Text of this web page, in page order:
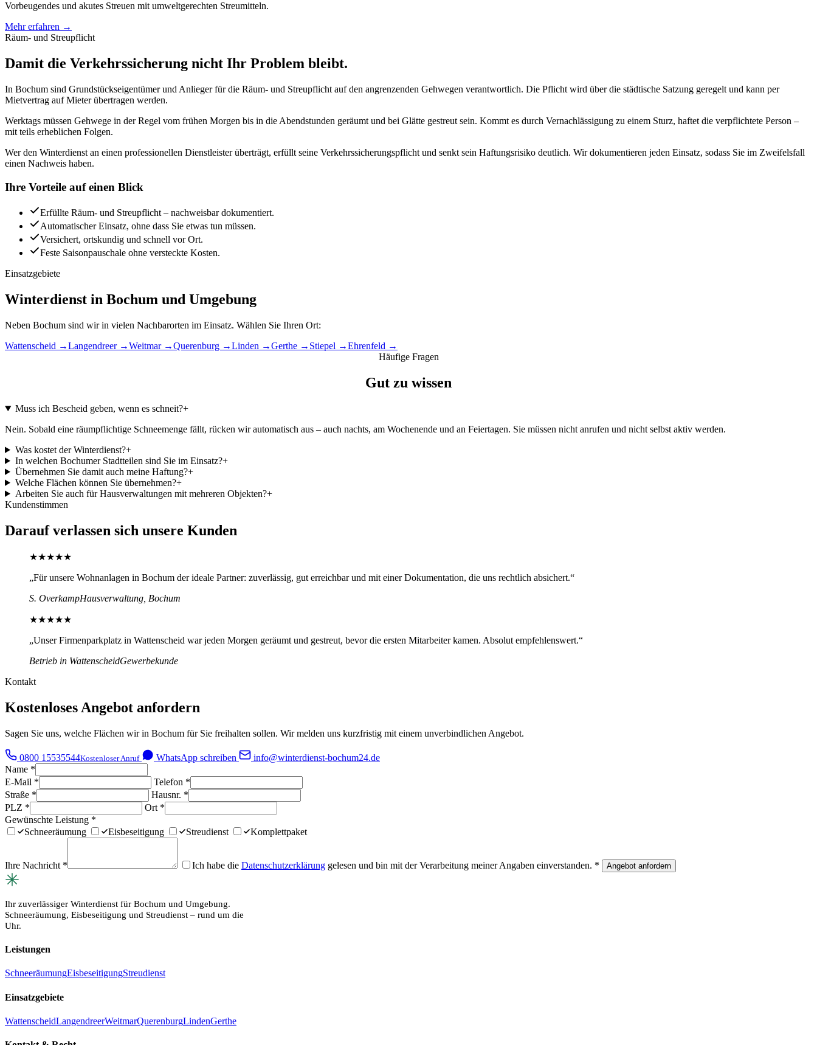
Vorbeugendes und akutes Streuen mit umweltgerechten Streumitteln.
Mehr erfahren →
Räum- und Streupflicht
Damit die Verkehrssicherung nicht Ihr Problem bleibt.
In Bochum sind Grundstückseigentümer und Anlieger für die Räum- und Streupflicht auf den angrenzenden Gehwegen verantwortlich. Die Pflicht wird über die städtische Satzung geregelt und kann per
Mietvertrag auf Mieter übertragen werden.
Werktags müssen Gehwege in der Regel vom frühen Morgen bis in die Abendstunden geräumt und bei Glätte gestreut sein. Kommt es durch Vernachlässigung zu einem Sturz, haftet die verpflichtete Person –
mit teils erheblichen Folgen.
Wer den Winterdienst an einen professionellen Dienstleister überträgt, erfüllt seine Verkehrssicherungspflicht und senkt sein Haftungsrisiko deutlich. Wir dokumentieren jeden Einsatz, sodass Sie im Zweifelsfall
einen Nachweis haben.
Ihre Vorteile auf einen Blick
Erfüllte Räum- und Streupflicht – nachweisbar dokumentiert.
Automatischer Einsatz, ohne dass Sie etwas tun müssen.
Versichert, ortskundig und schnell vor Ort.
Feste Saisonpauschale ohne versteckte Kosten.
Einsatzgebiete
Winterdienst in Bochum und Umgebung
Neben Bochum sind wir in vielen Nachbarorten im Einsatz. Wählen Sie Ihren Ort:
Wattenscheid →Langendreer →Weitmar →Querenburg →Linden →Gerthe → Stiepel →Ehrenfeld →
Häufige Fragen
Gut zu wissen
Muss ich Bescheid geben, wenn es schneit?+
Nein. Sobald eine räumpflichtige Schneemenge fällt, rücken wir automatisch aus – auch nachts, am Wochenende und an Feiertagen. Sie müssen nicht anrufen und nicht selbst aktiv werden.
Was kostet der Winterdienst?+
In welchen Bochumer Stadtteilen sind Sie im Einsatz?+
Übernehmen Sie damit auch meine Haftung?+
Welche Flächen können Sie übernehmen?+
Arbeiten Sie auch für Hausverwaltungen mit mehreren Objekten?+
Kundenstimmen
Darauf verlassen sich unsere Kunden
★★★★★
„Für unsere Wohnanlagen in Bochum der ideale Partner: zuverlässig, gut erreichbar und mit einer Dokumentation, die uns rechtlich absichert.“
S. OverkampHausverwaltung, Bochum
★★★★★
„Unser Firmenparkplatz in Wattenscheid war jeden Morgen geräumt und gestreut, bevor die ersten Mitarbeiter kamen. Absolut empfehlenswert.“
Betrieb in WattenscheidGewerbekunde
Kontakt
Kostenloses Angebot anfordern
Sagen Sie uns, welche Flächen wir in Bochum für Sie freihalten sollen. Wir melden uns kurzfristig mit einem unverbindlichen Angebot.
0800 15535544Kostenloser Anruf WhatsApp schreiben
info@winterdienst-bochum24.de
Name *
E-Mail * Telefon *
Straße * Hausnr. *
PLZ * Ort *
Gewünschte Leistung *
Schneeräumung
Eisbeseitigung Streudienst Komplettpaket
Ihre Nachricht * Ich habe die Datenschutzerklärung gelesen und bin mit der Verarbeitung meiner Angaben einverstanden. * Angebot anfordern
Ihr zuverlässiger Winterdienst für Bochum und Umgebung.
Schneeräumung, Eisbeseitigung und Streudienst – rund um die
Uhr.
Leistungen
SchneeräumungEisbeseitigungStreudienst
Einsatzgebiete
WattenscheidLangendreerWeitmarQuerenburgLindenGerthe